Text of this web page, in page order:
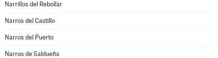
Narrillos del Rebollar
Narros del Castillo
Narros del Puerto
Narros de Saldueña